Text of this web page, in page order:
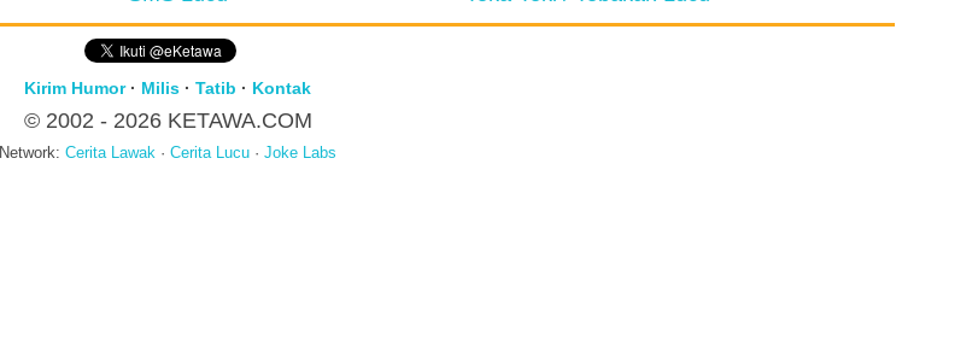
Kirim Humor· Milis · Tatib · Kontak
© 2002 - 2026 KETAWA.COM
Network: Cerita Lawak · Cerita Lucu · Joke Labs